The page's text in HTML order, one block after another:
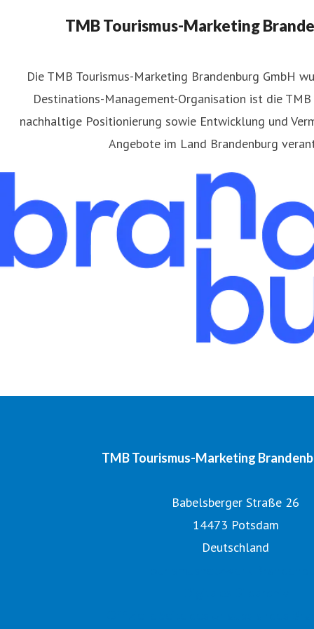
Pressereferent
matthias.schaefer@reiseland-
TMB Tourismus-Marketing
​Die TMB Tourismus-Marketing Brandenburg GmbH
Destinations-Management-Organisation ist die
nachhaltige Positionierung sowie Entwicklung und
Angebote im Land Brandenburg
TMB Tourismus-Marketing
Babelsberger Straße 26
14473 Potsdam
Deutschland